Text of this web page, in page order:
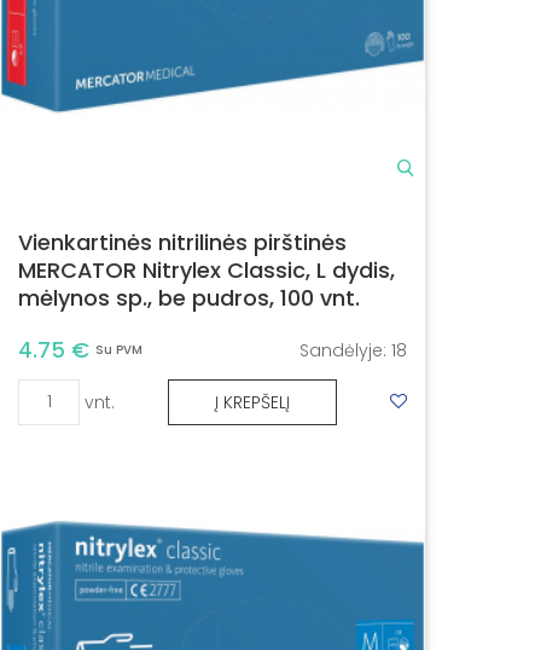
Vienkartinės nitrilinės pirštinės
MERCATOR Nitrylex Classic, L dydis,
mėlynos sp., be pudros, 100 vnt.
4.75 € Su PVM Sandėlyje: 18
vnt. Į KREPŠELĮ